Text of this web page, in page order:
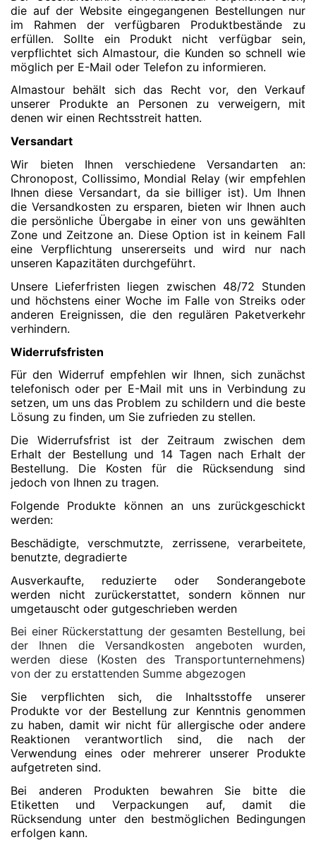
die auf der Website eingegangenen Bestellungen nur
im Rahmen der verfügbaren Produktbestände zu
erfüllen. Sollte ein Produkt nicht verfügbar sein,
verpflichtet sich Almastour, die Kunden so schnell wie
möglich per E-Mail oder Telefon zu informieren.
Almastour behält sich das Recht vor, den Verkauf
unserer Produkte an Personen zu verweigern, mit
denen wir einen Rechtsstreit hatten.
Versandart
Wir bieten Ihnen verschiedene Versandarten an:
Chronopost, Collissimo, Mondial Relay (wir empfehlen
Ihnen diese Versandart, da sie billiger ist). Um Ihnen
die Versandkosten zu ersparen, bieten wir Ihnen auch
die persönliche Übergabe in einer von uns gewählten
Zone und Zeitzone an. Diese Option ist in keinem Fall
eine Verpflichtung unsererseits und wird nur nach
unseren Kapazitäten durchgeführt.
Unsere Lieferfristen liegen zwischen 48/72 Stunden
und höchstens einer Woche im Falle von Streiks oder
anderen Ereignissen, die den regulären Paketverkehr
verhindern.
Widerrufsfristen
Für den Widerruf empfehlen wir Ihnen, sich zunächst
telefonisch oder per E-Mail mit uns in Verbindung zu
setzen, um uns das Problem zu schildern und die beste
Lösung zu finden, um Sie zufrieden zu stellen.
Die Widerrufsfrist ist der Zeitraum zwischen dem
Erhalt der Bestellung und 14 Tagen nach Erhalt der
Bestellung. Die Kosten für die Rücksendung sind
jedoch von Ihnen zu tragen.
Folgende Produkte können an uns zurückgeschickt
werden:
Beschädigte,verschmutzte, zerrissene,verarbeitete,
benutzte, degradierte
Ausverkaufte, reduzierte oder Sonderangebote
werden nicht zurückerstattet, sondern können nur
umgetauscht oder gutgeschrieben werden
Bei einer Rückerstattung der gesamten Bestellung, bei
der Ihnen die Versandkosten angeboten wurden,
werden diese (Kosten des Transportunternehmens)
von der zu erstattenden Summe abgezogen
Sie verpflichten sich, die Inhaltsstoffe unserer
Produkte vor der Bestellung zur Kenntnis genommen
zu haben, damit wir nicht für allergische oder andere
Reaktionen verantwortlich sind, die nach der
Verwendung eines oder mehrerer unserer Produkte
aufgetreten sind.
Bei anderen Produkten bewahren Sie bitte die
Etiketten und Verpackungen auf, damit die
Rücksendung unter den bestmöglichen Bedingungen
erfolgen kann.